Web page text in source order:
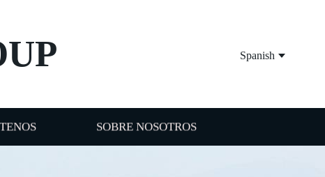
Spanish
SOBRE NOSOTROS